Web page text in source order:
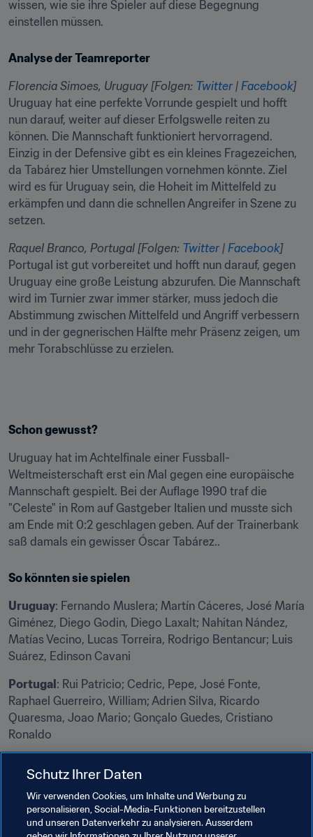
wissen, wie sie ihre Spieler auf diese Begegnung
einstellen müssen.
Analyse der Teamreporter
Florencia Simoes, Uruguay [Folgen: Twitter | Facebook]
Uruguay hat eine perfekte Vorrunde gespielt und hofft
nun darauf, weiter auf dieser Erfolgswelle reiten zu
können. Die Mannschaft funktioniert hervorragend.
Einzig in der Defensive gibt es ein kleines Fragezeichen,
da Tabárez hier Umstellungen vornehmen könnte. Ziel
wird es für Uruguay sein, die Hoheit im Mittelfeld zu
erkämpfen und dann die schnellen Angreifer in Szene zu
setzen.
Raquel Branco, Portugal [Folgen: Twitter | Facebook]
Portugal ist gut vorbereitet und hofft nun darauf, gegen
Uruguay eine große Leistung abzurufen. Die Mannschaft
wird im Turnier zwar immer stärker, muss jedoch die
Abstimmung zwischen Mittelfeld und Angriff verbessern
und in der gegnerischen Hälfte mehr Präsenz zeigen, um
mehr Torabschlüsse zu erzielen.
Schon gewusst?
Uruguay hat im Achtelfinale einer Fussball-
Weltmeisterschaft erst ein Mal gegen eine europäische
Mannschaft gespielt. Bei der Auflage 1990 traf die
"Celeste" in Rom auf Gastgeber Italien und musste sich
am Ende mit 0:2 geschlagen geben. Auf der Trainerbank
saß damals ein gewisser Óscar Tabárez..
So könnten sie spielen
Uruguay: Fernando Muslera; Martín Cáceres, José María
Giménez, Diego Godin, Diego Laxalt; Nahitan Nández,
Matías Vecino, Lucas Torreira, Rodrigo Bentancur; Luis
Suárez, Edinson Cavani
Portugal : Rui Patricio; Cedric, Pepe, José Fonte,
Raphael Guerreiro, William; Adrien Silva, Ricardo
Quaresma, Joao Mario; Gonçalo Guedes, Cristiano
Ronaldo
Fan-Zone
Die Fan-Zone ist ein absolutes Muss für alle, die die FIFA
Fussball-Weltmeisterschaft™ aufmerksam verfolgen.
Dort warten das WM-Managerspiel, die WM-
Schutz Ihrer Daten
Wir verwenden Cookies, um Inhalte und Werbung zu
personalisieren, Social-Media-Funktionen bereitzustellen
und unseren Datenverkehr zu analysieren. Ausserdem